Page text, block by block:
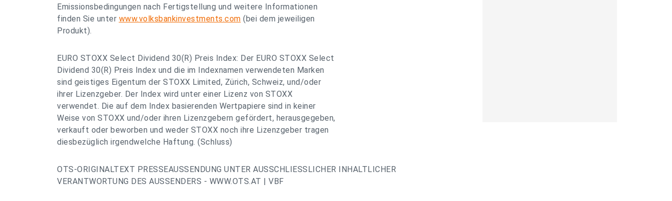
Emissionsbedingungen nach Fertigstellung und weitere Informationen
finden Sie unter www.volksbankinvestments.com (bei dem jeweiligen
Produkt).
EURO STOXX Select Dividend 30(R) Preis Index: Der EURO STOXX Select
Dividend 30(R) Preis Index und die im Indexnamen verwendeten Marken
sind geistiges Eigentum der STOXX Limited, Zürich, Schweiz, und/oder
ihrer Lizenzgeber. Der Index wird unter einer Lizenz von STOXX
verwendet. Die auf dem Index basierenden Wertpapiere sind in keiner
Weise von STOXX und/oder ihren Lizenzgebern gefördert, herausgegeben,
verkauft oder beworben und weder STOXX noch ihre Lizenzgeber tragen
diesbezüglich irgendwelche Haftung. (Schluss)
OTS-ORIGINALTEXT PRESSEAUSSENDUNG UNTER AUSSCHLIESSLICHER INHALTLICHER
VERANTWORTUNG DES AUSSENDERS - WWW.OTS.AT | VBF